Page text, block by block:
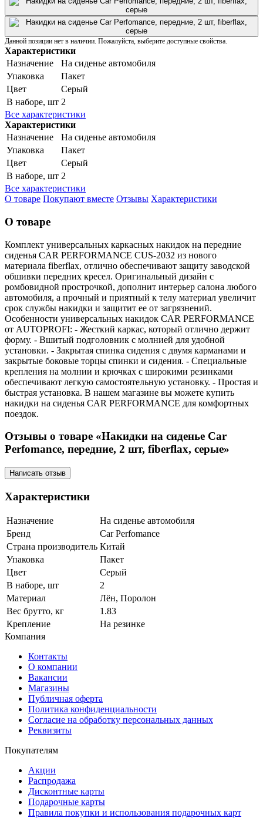
Данной позиции нет в наличии. Пожалуйста, выберите доступные свойства.
Характеристики
Назначение
На сиденье автомобиля
Упаковка
Пакет
Цвет
Серый
В наборе, шт 2
Все характеристики
Характеристики
Назначение
На сиденье автомобиля
Упаковка
Пакет
Цвет
Серый
В наборе, шт 2
Все характеристики
О товаре Покупают вместе Отзывы Характеристики
О товаре
Комплект универсальных каркасных накидок на передние
сиденья CAR PERFORMANCE CUS-2032 из нового
материала fiberflax, отлично обеспечивают защиту заводской
обшивки передних кресел. Оригинальный дизайн с
ромбовидной прострочкой, дополнит интерьер салона любого
автомобиля, а прочный и приятный к телу материал увеличит
срок службы накидки и защитит ее от загрязнений.
Особенности универсальных накидок CAR PERFORMANCE
от AUTOPROFI: - Жесткий каркас, который отлично держит
форму. - Вшитый подголовник с молнией для удобной
установки. - Закрытая спинка сидения с двумя карманами и
закрытые боковые торцы спинки и сидения. - Специальные
крепления на молнии и крючках с широкими резинками
обеспечивают легкую самостоятельную установку. - Простая и
быстрая установка. В нашем магазине вы можете купить
накидки на сиденья CAR PERFORMANCE для комфортных
поездок.
Отзывы о товаре «Накидки на сиденье Car
Perfomance, передние, 2 шт, fiberflax, серые»
Написать отзыв
Характеристики
Назначение
На сиденье автомобиля
Бренд
Car Perfomance
Страна производитель Китай
Упаковка
Пакет
Цвет
Серый
В наборе, шт
2
Материал
Лён, Поролон
Вес брутто, кг
1.83
Крепление
На резинке
Компания
Контакты
О компании
Вакансии
Магазины
Публичная оферта
Политика конфиденциальности
Согласие на обработку персональных данных
Реквизиты
Покупателям
Акции
Распродажа
Дисконтные карты
Подарочные карты
Правила покупки и использования подарочных карт